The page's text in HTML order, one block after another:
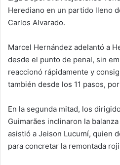
Herediano en un partido lleno
Carlos Alvarado.
Marcel Hernández adelantó a
desde el punto de penal, sin
reaccionó rápidamente y
también desde los 11 pasos,
En la segunda mitad, los
Guimarães inclinaron la
asistió a Jeison Lucumí, quien
para concretar la remontada